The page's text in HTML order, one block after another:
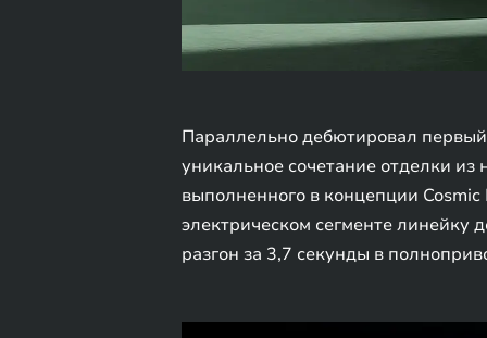
Параллельно дебютировал
уникальное сочетание отделки из
выполненного в концепции
электрическом сегменте линейку
разгон за 3,7 секунды в